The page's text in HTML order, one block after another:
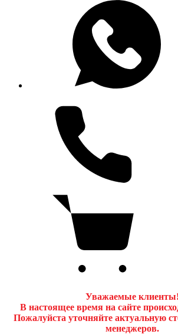
Уважаемые клиенты!
В настоящее время на сайте
Пожалуйста уточняйте актуальную
менеджеров.